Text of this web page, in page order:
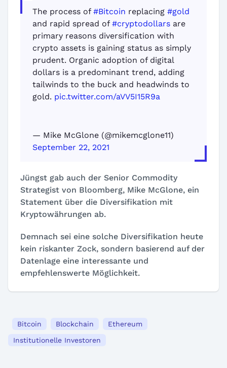
The process of #Bitcoin replacing #gold
and rapid spread of #cryptodollars are
primary reasons diversification with
crypto assets is gaining status as simply
prudent. Organic adoption of digital
dollars is a predominant trend, adding
tailwinds to the buck and headwinds to
gold. pic.twitter.com/aVV5I15R9a
— Mike McGlone (@mikemcglone11)
September 22, 2021
Jüngst gab auch der Senior Commodity
Strategist von Bloomberg, Mike McGlone, ein
Statement über die Diversifikation mit
Kryptowährungen ab.
Demnach sei eine solche Diversifikation heute
kein riskanter Zock, sondern basierend auf der
Datenlage eine interessante und
empfehlenswerte Möglichkeit.
Bitcoin Blockchain
Ethereum
Institutionelle Investoren